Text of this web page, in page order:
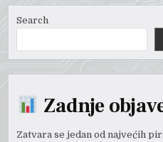
Search
Zadnje
Zatvara se jedan od najvećih